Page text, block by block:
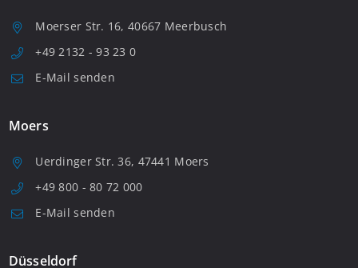
Moerser Str. 16, 40667 Meerbusch
+49 2132 - 93 23 0
E-Mail senden
Moers
Uerdinger Str. 36, 47441 Moers
+49 800 - 80 72 000
E-Mail senden
Düsseldorf